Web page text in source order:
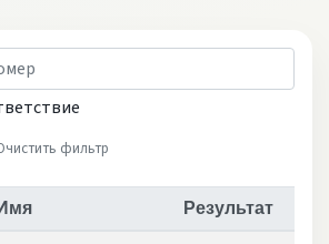
фильтр
Имя Результат